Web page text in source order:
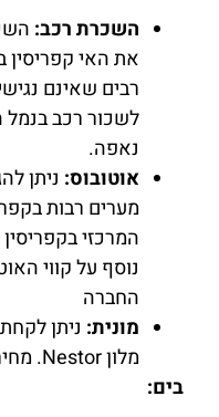
השכרת רכב:
את האי קפריסין
רבים שאינם
לשכור רכב
נאפה.
אוטובוס: ניתן
מערים רבות
נוסף על קווי
החברה
מונית: ניתן
מלון Nestor. מחיר הנסיעה תלוי במרחק.
בים: